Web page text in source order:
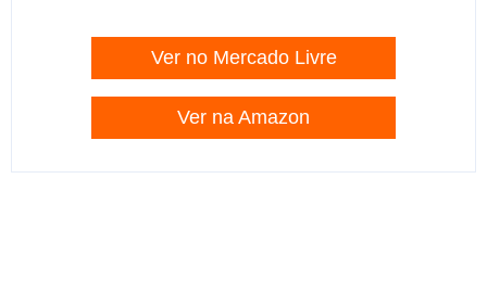
Ver no Mercado Livre
Ver na Amazon